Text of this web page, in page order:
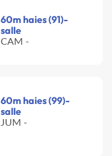
60m haies (91)-
salle
CAM -
60m haies (99)-
salle
JUM -